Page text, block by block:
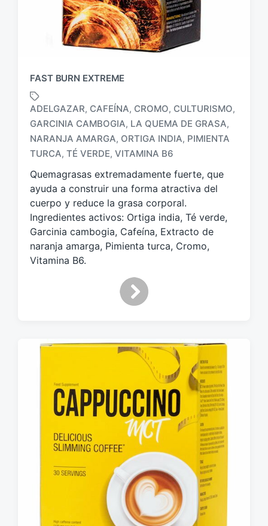
FAST BURN EXTREME
t
q
e
t
a
d
o
c
ADELGAZAR, CAFEÍNA, CROMO, CULTURISMO,
GARCINIA CAMBOGIA, LA QUEMA DE GRASA,
NARANJA AMARGA, ORTIGA INDIA, PIMIENTA
TURCA, TÉ VERDE, VITAMINA B6
Quemagrasas extremadamente fuerte, que
ayuda a construir una forma atractiva del
cuerpo y reduce la grasa corporal.
Ingredientes activos: Ortiga india, Té verde,
Garcinia cambogia, Cafeína, Extracto de
naranja amarga, Pimienta turca, Cromo,
Vitamina B6.